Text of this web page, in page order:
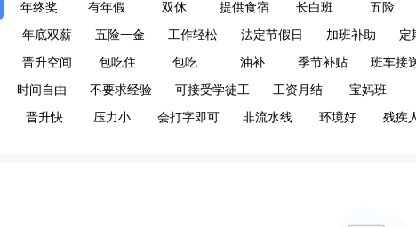
年终奖 有年假 双休 提供食宿 长白班 五险
年底双薪 五险一金 工作轻松 法定节假日 加班补助 定
晋升空间 包吃住 包吃 油补 季节补贴 班车接
时间自由 不要求经验 可接受学徒工 工资月结 宝妈班
晋升快 压力小 会打字即可 非流水线 环境好 残疾